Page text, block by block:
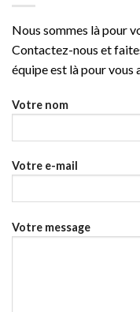
Nous sommes là pour
Contactez-nous et
équipe est là pour vous
Votre nom
Votre e-mail
Votre message